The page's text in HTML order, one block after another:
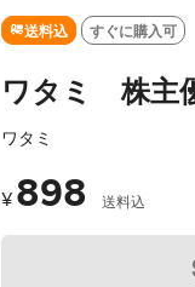
送料込 すぐに購入可
ワタミ 株主
ワタミ
¥ 898 送料込